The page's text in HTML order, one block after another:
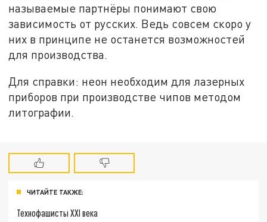
называемые партнёры понимают свою
зависимость от русских. Ведь совсем скоро у
них в принципе не останется возможностей
для производства.
Для справки: неон необходим для лазерных
приборов при производстве чипов методом
литографии.
ЧИТАЙТЕ ТАКЖЕ:
Технофашисты XXI века